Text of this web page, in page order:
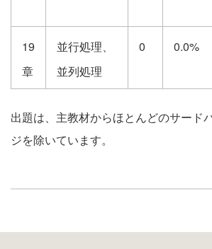
19
章
並行処理、
並列処理
0 0.0%
出題は、主教材からほとんどのサード
ジを除いています。